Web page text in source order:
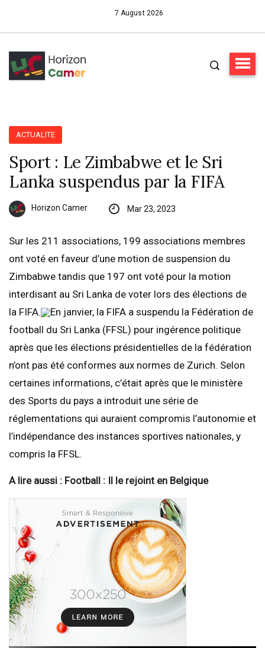
7 August 2026
ACTUALITE
Sport : Le Zimbabwe et le Sri
Lanka suspendus par la FIFA
Horizon Camer Mar 23, 2023
Sur les 211 associations, 199 associations membres
ont voté en faveur d’une motion de suspension du
Zimbabwe tandis que 197 ont voté pour la motion
interdisant au Sri Lanka de voter lors des élections de
la FIFA.
En janvier, la FIFA a suspendu la Fédération de
football du Sri Lanka (FFSL) pour ingérence politique
après que les élections présidentielles de la fédération
n’ont pas été conformes aux normes de Zurich. Selon
certaines informations, c’était après que le ministère
des Sports du pays a introduit une série de
réglementations qui auraient compromis l’autonomie et
l’indépendance des instances sportives nationales, y
compris la FFSL.
A lire aussi : Football : Il le rejoint en Belgique